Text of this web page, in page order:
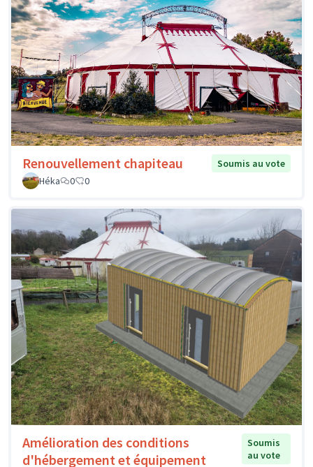
Renouvellement chapiteau
Soumis au vote
Héka
0 0
Amélioration des conditions
d'hébergement et équipement
Soumis
au vote